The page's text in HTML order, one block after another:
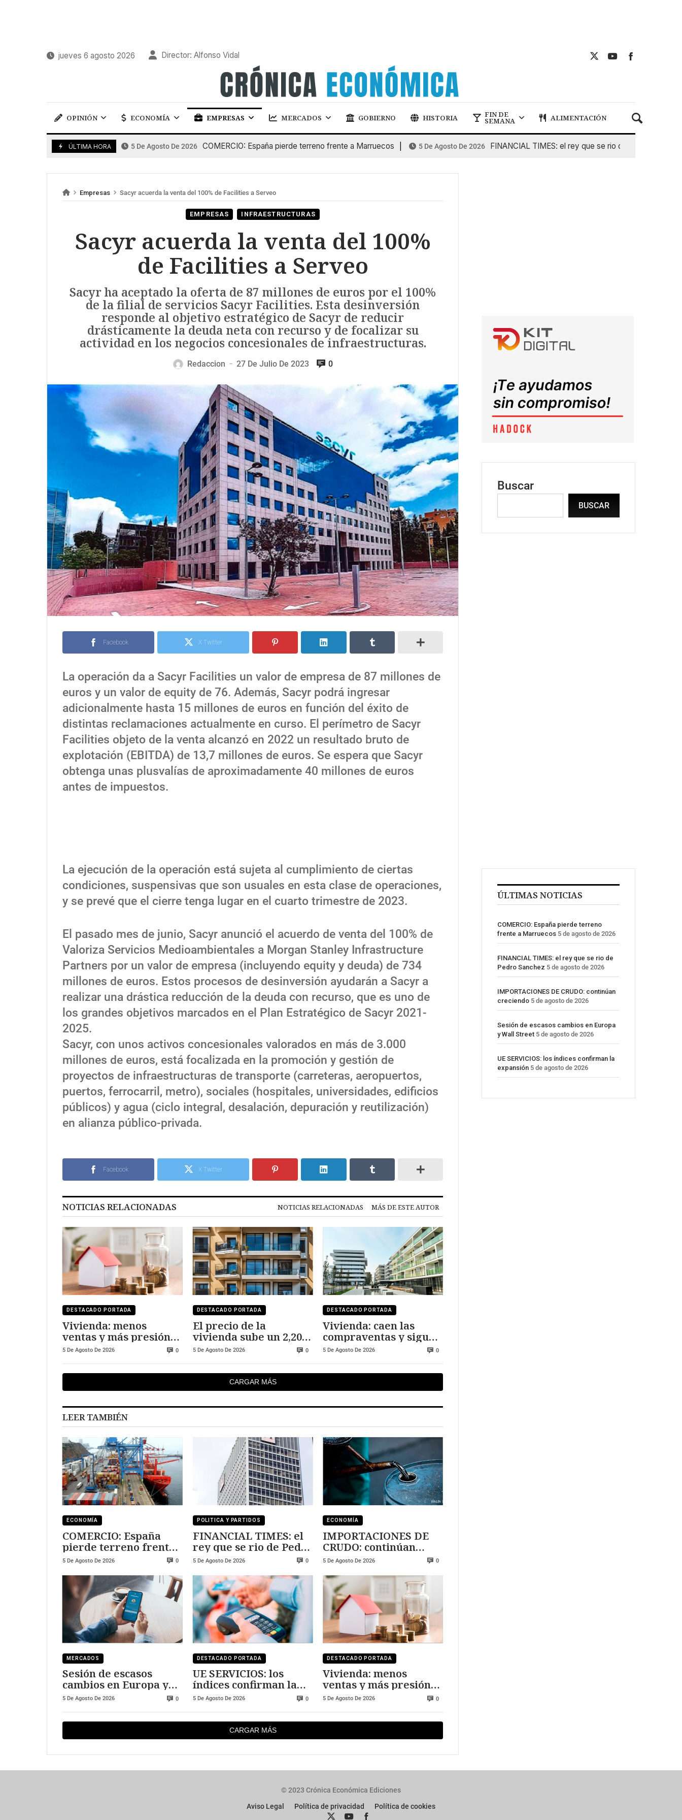
jueves 6 agosto 2026 Director: Alfonso Vidal
OPINIÓN ECONOMÍA EMPRESAS MERCADOS GOBIERNO HISTORIA FIN DE
SEMANA ALIMENTACIÓN
ÚLTIMA HORA 5 De Agosto De 2026 COMERCIO: España pierde terreno frente a Marruecos 5 De Agosto De 2026 FINANCIAL TIMES: el rey que se rio de Pedro Sanchez
Empresas Sacyr acuerda la venta del 100% de Facilities a Serveo
EMPRESAS INFRAESTRUCTURAS
Sacyr acuerda la venta del 100%
de Facilities a Serveo
Sacyr ha aceptado la oferta de 87 millones de euros por el 100%
de la filial de servicios Sacyr Facilities. Esta desinversión
responde al objetivo estratégico de Sacyr de reducir
drásticamente la deuda neta con recurso y de focalizar su
actividad en los negocios concesionales de infraestructuras.
Redaccion — 27 De Julio De 2023 0
Facebook X Twitter
La operación da a Sacyr Facilities un valor de empresa de 87 millones de
euros y un valor de equity de 76. Además, Sacyr podrá ingresar
adicionalmente hasta 15 millones de euros en función del éxito de
distintas reclamaciones actualmente en curso. El perímetro de Sacyr
Facilities objeto de la venta alcanzó en 2022 un resultado bruto de
explotación (EBITDA) de 13,7 millones de euros. Se espera que Sacyr
obtenga unas plusvalías de aproximadamente 40 millones de euros
antes de impuestos.
La ejecución de la operación está sujeta al cumplimiento de ciertas
condiciones, suspensivas que son usuales en esta clase de operaciones,
y se prevé que el cierre tenga lugar en el cuarto trimestre de 2023.
El pasado mes de junio, Sacyr anunció el acuerdo de venta del 100% de
Valoriza Servicios Medioambientales a Morgan Stanley Infrastructure
Partners por un valor de empresa (incluyendo equity y deuda) de 734
millones de euros. Estos procesos de desinversión ayudarán a Sacyr a
realizar una drástica reducción de la deuda con recurso, que es uno de
los grandes objetivos marcados en el Plan Estratégico de Sacyr 2021-
2025.
Sacyr, con unos activos concesionales valorados en más de 3.000
millones de euros, está focalizada en la promoción y gestión de
proyectos de infraestructuras de transporte (carreteras, aeropuertos,
puertos, ferrocarril, metro), sociales (hospitales, universidades, edificios
públicos) y agua (ciclo integral, desalación, depuración y reutilización)
en alianza público-privada.
Facebook X Twitter
NOTICIAS RELACIONADAS NOTICIAS RELACIONADAS MÁS DE ESTE AUTOR
DESTACADO PORTADA
Vivienda: menos
ventas y más presión
sobre los precios
5 De Agosto De 2026 0
DESTACADO PORTADA
El precio de la
vivienda sube un 2,20%
frente al año pasado
5 De Agosto De 2026 0
DESTACADO PORTADA
Vivienda: caen las
compraventas y siguen
subiendo los precios
5 De Agosto De 2026 0
CARGAR MÁS
LEER TAMBIÉN
ECONOMÍA
COMERCIO: España
pierde terreno frente
a Marruecos
5 De Agosto De 2026 0
POLITICA Y PARTIDOS
FINANCIAL TIMES: el
rey que se rio de Pedro
Sanchez
5 De Agosto De 2026 0
ECONOMÍA
IMPORTACIONES DE
CRUDO: continúan
creciendo
5 De Agosto De 2026 0
MERCADOS
Sesión de escasos
cambios en Europa y
Wall Street
5 De Agosto De 2026 0
DESTACADO PORTADA
UE SERVICIOS: los
índices confirman la
expansión
5 De Agosto De 2026 0
DESTACADO PORTADA
Vivienda: menos
ventas y más presión
sobre los precios
5 De Agosto De 2026 0
CARGAR MÁS
Buscar
BUSCAR
ÚLTIMAS NOTICIAS
COMERCIO: España pierde terreno
frente a Marruecos 5 de agosto de 2026
FINANCIAL TIMES: el rey que se rio de
Pedro Sanchez 5 de agosto de 2026
IMPORTACIONES DE CRUDO: continúan
creciendo 5 de agosto de 2026
Sesión de escasos cambios en Europa
y Wall Street 5 de agosto de 2026
UE SERVICIOS: los índices confirman la
expansión 5 de agosto de 2026
© 2023 Crónica Económica Ediciones
Aviso Legal
Política de privacidad Política de cookies